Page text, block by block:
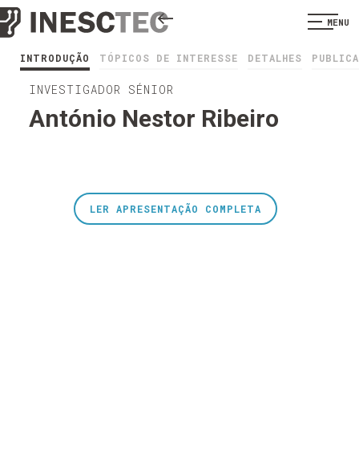
MENU
INTRODUÇÃO TÓPICOS DE INTERESSE DETALHES
INVESTIGADOR SÉNIOR
António Nestor Ribeiro
LER APRESENTAÇÃO COMPLETA